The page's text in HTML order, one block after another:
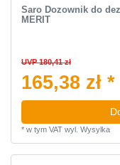
Saro Dozownik do
MERIT
UVP 180,41 zł
165,38 zł *
* w tym VATwyl. Wysylka